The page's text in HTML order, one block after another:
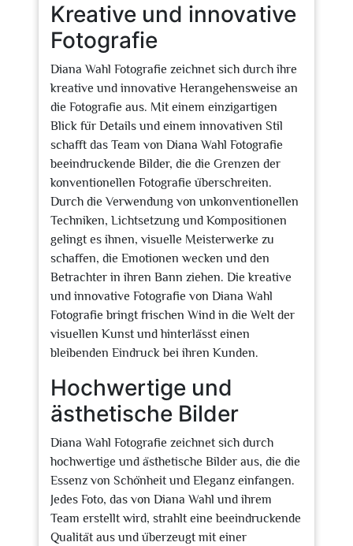
Kreative und innovative
Fotografie
Diana Wahl Fotografie zeichnet sich durch ihre
kreative und innovative Herangehensweise an
die Fotografie aus. Mit einem einzigartigen
Blick für Details und einem innovativen Stil
schafft das Team von Diana Wahl Fotografie
beeindruckende Bilder, die die Grenzen der
konventionellen Fotografie überschreiten.
Durch die Verwendung von unkonventionellen
Techniken, Lichtsetzung und Kompositionen
gelingt es ihnen, visuelle Meisterwerke zu
schaffen, die Emotionen wecken und den
Betrachter in ihren Bann ziehen. Die kreative
und innovative Fotografie von Diana Wahl
Fotografie bringt frischen Wind in die Welt der
visuellen Kunst und hinterlässt einen
bleibenden Eindruck bei ihren Kunden.
Hochwertige und
ästhetische Bilder
Diana Wahl Fotografie zeichnet sich durch
hochwertige und ästhetische Bilder aus, die die
Essenz von Schönheit und Eleganz einfangen.
Jedes Foto, das von Diana Wahl und ihrem
Team erstellt wird, strahlt eine beeindruckende
Qualität aus und überzeugt mit einer